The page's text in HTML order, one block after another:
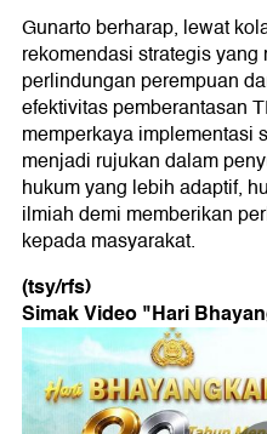
Gunarto berharap, lewat
rekomendasi strategis
perlindungan perempuan
efektivitas pemberantasan
memperkaya implementasi
menjadi rujukan dalam
hukum yang lebih adaptif,
ilmiah demi memberikan
kepada masyarakat.
(tsy/rfs)
Simak Video "Hari